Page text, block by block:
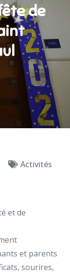
de
Activités
et de
et parents
sourires,